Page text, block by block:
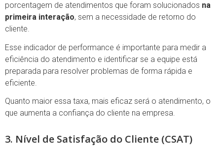
porcentagem de atendimentos que foram solucionados na
primeira interação, sem a necessidade de retorno do
cliente.
Esse indicador de performance é importante para medir a
eficiência do atendimento e identificar se a equipe está
preparada para resolver problemas de forma rápida e
eficiente.
Quanto maior essa taxa, mais eficaz será o atendimento, o
que aumenta a confiança do cliente na empresa.
3. Nível de Satisfação do Cliente (CSAT)